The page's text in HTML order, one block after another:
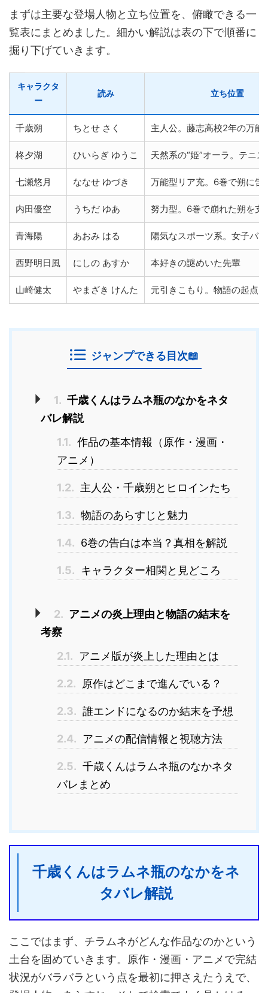
まずは主要な登場人物と立ち位置を、俯瞰できる一
覧表にまとめました。細かい解説は表の下で順番に
掘り下げていきます。
キャラクタ
ー
読み 立ち位置
千歳朔 ちとせ さく 主人公。藤志高校2年の万能
柊夕湖 ひいらぎ ゆうこ 天然系の“姫”オーラ。テニス
七瀬悠月 ななせ ゆづき 万能型リア充。6巻で朔に告
内田優空 うちだ ゆあ 努力型。6巻で崩れた朔を支
青海陽 あおみ はる 陽気なスポーツ系。女子バ
西野明日風 にしの あすか 本好きの謎めいた先輩
山崎健太 やまざき けんた 元引きこもり。物語の起点
ジャンプできる目次📖
1. 千歳くんはラムネ瓶のなかをネタ
バレ解説
1.1. 作品の基本情報（原作・漫画・
アニメ）
1.2. 主人公・千歳朔とヒロインたち
1.3. 物語のあらすじと魅力
1.4. 6巻の告白は本当？真相を解説
1.5. キャラクター相関と見どころ
2. アニメの炎上理由と物語の結末を
考察
2.1. アニメ版が炎上した理由とは
2.2. 原作はどこまで進んでいる？
2.3. 誰エンドになるのか結末を予想
2.4. アニメの配信情報と視聴方法
2.5. 千歳くんはラムネ瓶のなかネタ
バレまとめ
千歳くんはラムネ瓶のなかをネ
タバレ解説
ここではまず、チラムネがどんな作品なのかという
土台を固めていきます。原作・漫画・アニメで完結
状況がバラバラという点を最初に押さえたうえで、